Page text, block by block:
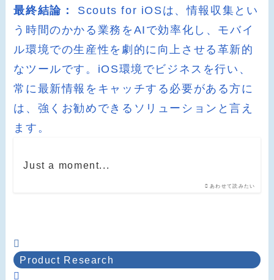
最終結論：
Scouts for iOSは、情報収集とい
う時間のかかる業務をAIで効率化し、モバイ
ル環境での生産性を劇的に向上させる革新的
なツールです。iOS環境でビジネスを行い、
常に最新情報をキャッチする必要がある方に
は、強くお勧めできるソリューションと言え
ます。
あわせて読みたい
Just a moment...
Product Research